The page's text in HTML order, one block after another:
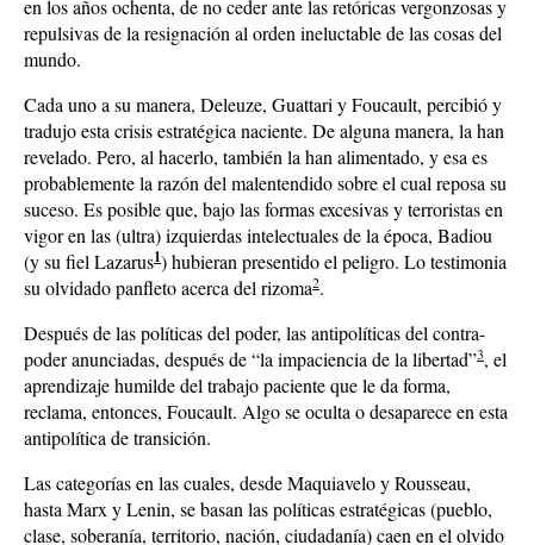
en los años ochenta, de no ceder ante las retóricas vergonzosas y
repulsivas de la resignación al orden ineluctable de las cosas del
mundo.
Cada uno a su manera, Deleuze, Guattari y Foucault, percibió y
tradujo esta crisis estratégica naciente. De alguna manera, la han
revelado. Pero, al hacerlo, también la han alimentado, y esa es
probablemente la razón del malentendido sobre el cual reposa su
suceso. Es posible que, bajo las formas excesivas y terroristas en
vigor en las (ultra) izquierdas intelectuales de la época, Badiou
(y su fiel Lazarus1) hubieran presentido el peligro. Lo testimonia
su olvidado panfleto acerca del rizoma2.
Después de las políticas del poder, las antipolíticas del contra-
poder anunciadas, después de “la impaciencia de la libertad”3, el
aprendizaje humilde del trabajo paciente que le da forma,
reclama, entonces, Foucault. Algo se oculta o desaparece en esta
antipolítica de transición.
Las categorías en las cuales, desde Maquiavelo y Rousseau,
hasta Marx y Lenin, se basan las políticas estratégicas (pueblo,
clase, soberanía, territorio, nación, ciudadanía) caen en el olvido